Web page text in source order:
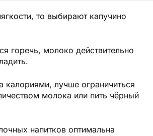
то выбирают капучино
горечь, молоко действительно
калориями, лучше ограничиться
молока или пить чёрный
напитков оптимальна